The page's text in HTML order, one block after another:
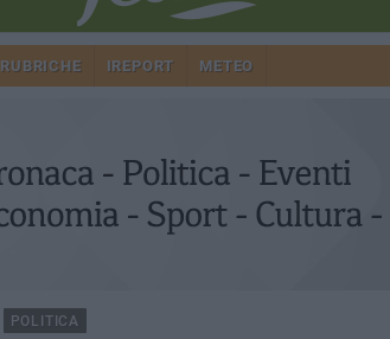
RUBRICHE IREPORT METEO
POLITICA